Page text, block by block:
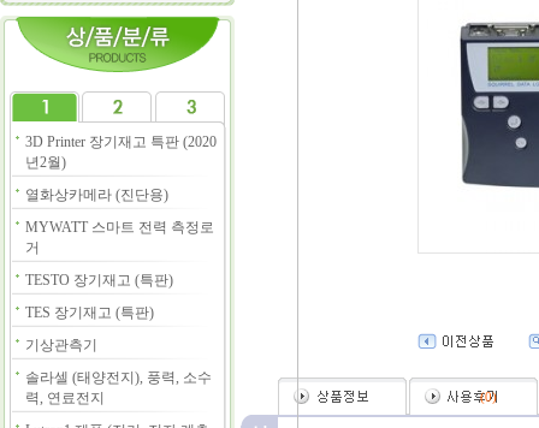
3D Printer 장기재고 특판 (2020
년2월)
열화상카메라 (진단용)
MYWATT 스마트 전력 측정로
거
TESTO 장기재고 (특판)
TES 장기재고 (특판)
기상관측기
솔라셀 (태양전지), 풍력, 소수
력, 연료전지
(0)